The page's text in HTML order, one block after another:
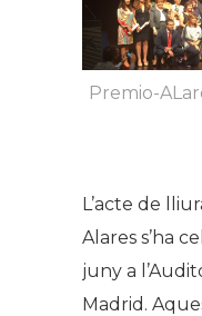
Premio-
L’acte de
Alares s’ha
juny a
Madrid.